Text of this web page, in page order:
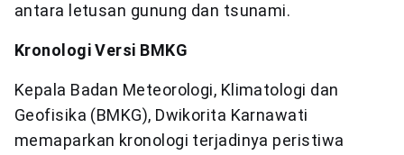
antara letusan gunung dan tsunami.
Kronologi Versi BMKG
Kepala Badan Meteorologi, Klimatologi dan
Geofisika (BMKG), Dwikorita Karnawati
memaparkan kronologi terjadinya peristiwa